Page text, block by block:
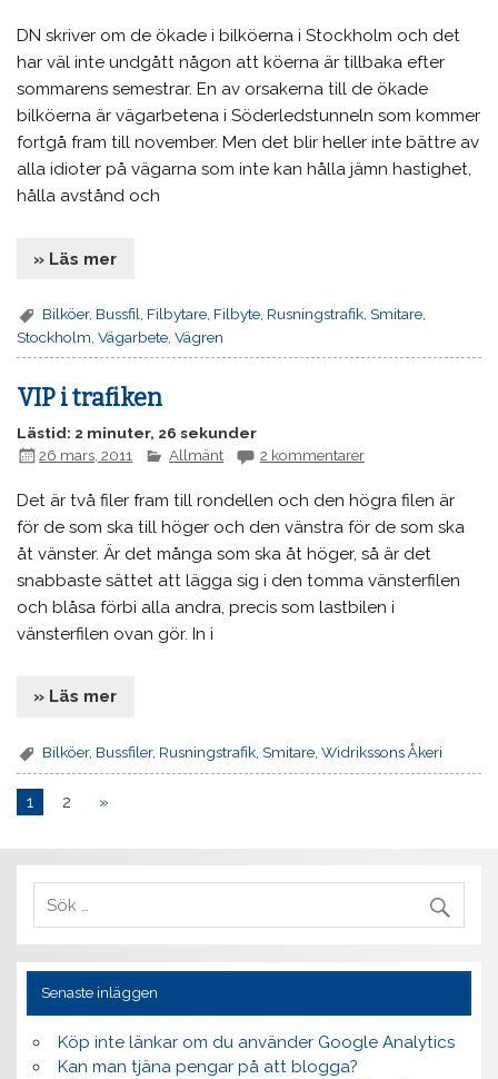
DN skriver om de ökade i bilköerna i Stockholm och det
har väl inte undgått någon att köerna är tillbaka efter
sommarens semestrar. En av orsakerna till de ökade
bilköerna är vägarbetena i Söderledstunneln som kommer
fortgå fram till november. Men det blir heller inte bättre av
alla idioter på vägarna som inte kan hålla jämn hastighet,
hålla avstånd och
» Läs mer
Bilköer, Bussfil Filbytare Filbyte Rusningstrafik ,Smitare
Stockholm,Vägarbete,Vägren
VIP i trafiken
Lästid: 2 minuter, 26 sekunder
26 mars, 2011
Allmänt 2 kommentarer
Det är två filer fram till rondellen och den högra filen är
för de som ska till höger och den vänstra för de som ska
åt vänster. Är det många som ska åt höger, så är det
snabbaste sättet att lägga sig i den tomma vänsterfilen
och blåsa förbi alla andra, precis som lastbilen i
vänsterfilen ovan gör. In i
» Läs mer
Bilköer, Bussfiler, Rusningstrafik ,Smitare ,Widrikssons Åkeri
1 2 »
Senaste inläggen
Köp inte länkar om du använder Google Analytics
Kan man tjäna pengar på att blogga?